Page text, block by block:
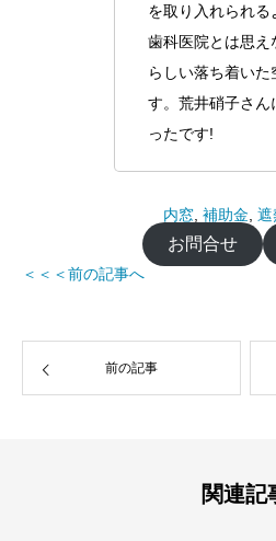
を取り入れられ
歯科医院とは思え
らしい落ち着い
す。荒井硝子さん
ったです!
内窓 補助金 遮
お問合せ
＜＜＜前の記事へ
前の記事
関連記